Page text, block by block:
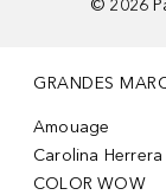
© 2026
GRANDES
Amouage
Carolina Herrera
COLOR WOW